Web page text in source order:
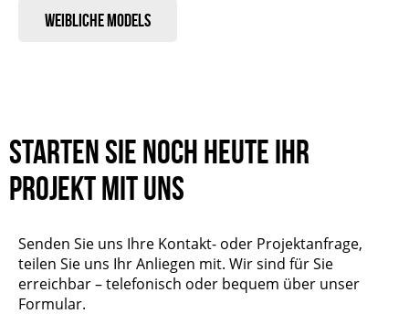
Weibliche Models
Starten Sie noch heute Ihr
Projekt mit uns
Senden Sie uns Ihre Kontakt- oder Projektanfrage,
teilen Sie uns Ihr Anliegen mit. Wir sind für Sie
erreichbar – telefonisch oder bequem über unser
Formular.